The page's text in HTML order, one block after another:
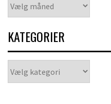
KATEGORIER